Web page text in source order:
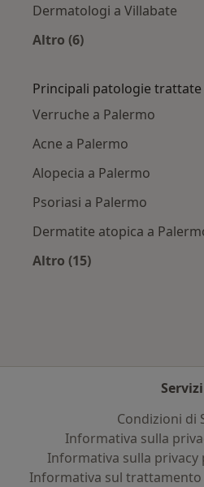
Dermatologi a Villabate
Altro (6)
Principali patologie trattate
Verruche a Palermo
Acne a Palermo
Alopecia a Palermo
Psoriasi a Palermo
Dermatite atopica a
Altro (15)
Servizi
Condizioni di
Informativa sulla
Informativa sulla
Informativa sul